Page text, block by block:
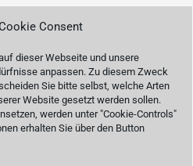
Consent
dieser Webseite und unsere
anpassen. Zu diesem Zweck
Sie bitte selbst, welche Arten
Website gesetzt werden sollen.
werden unter "Cookie-Controls"
erhalten Sie über den Button